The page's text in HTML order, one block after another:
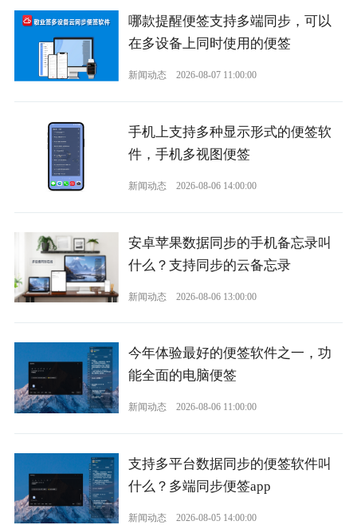
哪款提醒便签支持多端同步，可以
在多设备上同时使用的便签
新闻动态 2026-08-07 11:00:00
手机上支持多种显示形式的便签软
件，手机多视图便签
新闻动态 2026-08-06 14:00:00
安卓苹果数据同步的手机备忘录叫
什么？支持同步的云备忘录
新闻动态 2026-08-06 13:00:00
今年体验最好的便签软件之一，功
能全面的电脑便签
新闻动态 2026-08-06 11:00:00
支持多平台数据同步的便签软件叫
什么？多端同步便签app
新闻动态 2026-08-05 14:00:00